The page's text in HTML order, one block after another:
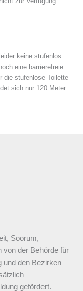
keine stufenlos
eine barrierefreie
die stufenlose Toilette
sich nur 120 Meter
Soorum,
von der Behörde für
und den Bezirken
gefördert.